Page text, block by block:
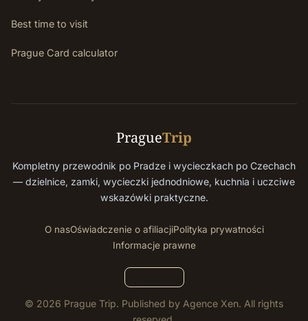
Best time to visit
Prague Card calculator
PragueTrip
Kompletny przewodnik po Pradze i wycieczkach po Czechach
— dzielnice, zamki, wycieczki jednodniowe, kuchnia i uczciwe
wskazówki praktyczne.
O nasOświadczenie o afiliacjiPolityka prywatności
Informacje prawne
© 2026 Prague Trip. Published by Agence Xen. All rights